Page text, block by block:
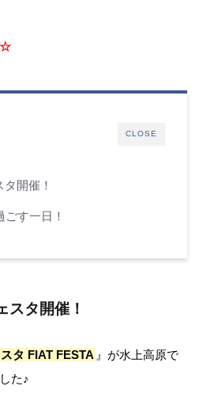
☆
CLOSE
開催！
す一日！
スタ開催！
タ FIAT FESTA 』が水上高原で
た♪